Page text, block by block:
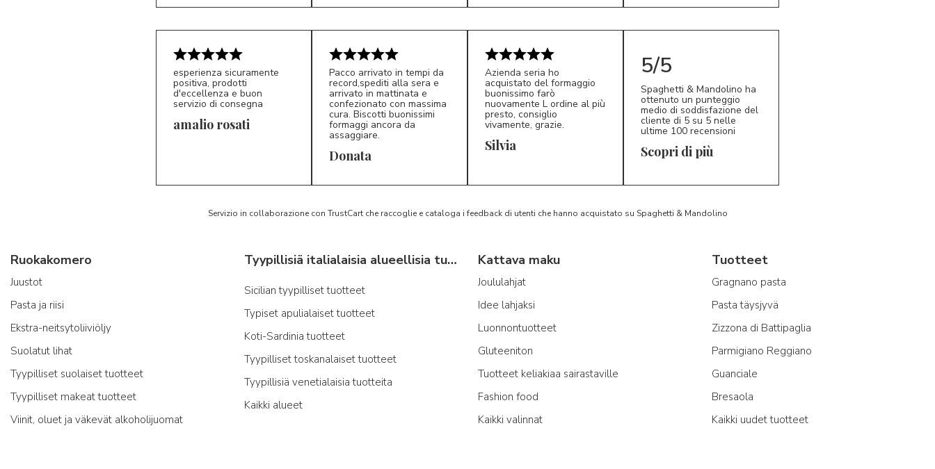
esperienza sicuramente
positiva, prodotti
d'eccellenza e buon
servizio di consegna
amalio rosati
D*
Pacco arrivato in tempi da
record,spediti alla sera e
arrivato in mattinata e
confezionato con massima
cura. Biscotti buonissimi
formaggi ancora da
assaggiare.
Donata S*
Azienda seria ho
acquistato del formaggio
buonissimo farò
nuovamente L ordine al più
presto, consiglio
vivamente, grazie.
Silvia
5/5
Spaghetti & Mandolino ha
ottenuto un punteggio
medio di soddisfazione del
cliente di 5 su 5 nelle
ultime 100 recensioni
Scopri di più
Servizio in collaborazione con TrustCart che raccoglie e cataloga i feedback di utenti che hanno acquistato su Spaghetti & Mandolino
Ruokakomero
Juustot
Pasta ja riisi
Ekstra-neitsytoliiviöljy
Suolatut lihat
Tyypilliset suolaiset tuotteet
Tyypilliset makeat tuotteet
Viinit, oluet ja väkevät alkoholijuomat
Tyypillisiä italialaisia alueellisia tuotteita
Sicilian tyypilliset tuotteet
Typiset apulialaiset tuotteet
Koti-Sardinia tuotteet
Tyypilliset toskanalaiset tuotteet
Tyypillisiä venetialaisia tuotteita
Kaikki alueet
Kattava maku
Joululahjat
Idee lahjaksi
Luonnontuotteet
Gluteeniton
Tuotteet keliakiaa sairastaville
Fashion food
Kaikki valinnat
Tuotteet
Gragnano pasta
Pasta täysjyvä
Zizzona di Battipaglia
Parmigiano Reggiano
Guanciale
Bresaola
Kaikki uudet tuotteet